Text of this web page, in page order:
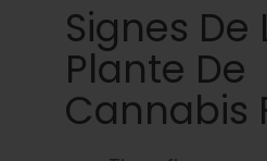
Signes De
Plante De
Cannabis